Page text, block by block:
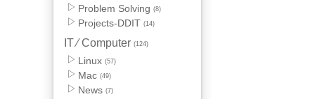
Problem Solving (8)
Projects-DDIT (14)
IT ⁄ Computer (124)
Linux (57)
Mac (49)
News (7)